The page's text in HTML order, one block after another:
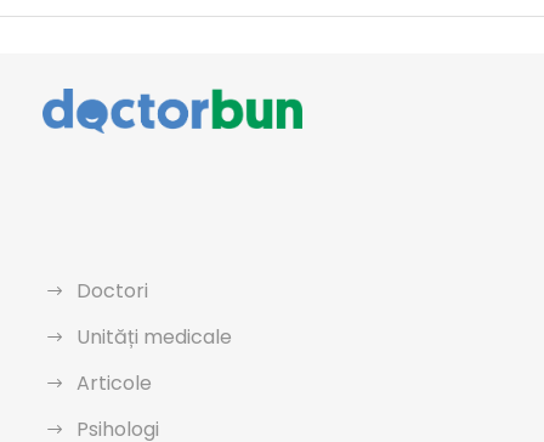
Doctori
Unități medicale
Articole
Psihologi